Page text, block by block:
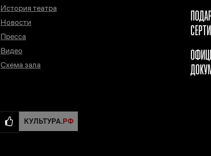
История театра
Новости
Пресса
Видео
Схема зала